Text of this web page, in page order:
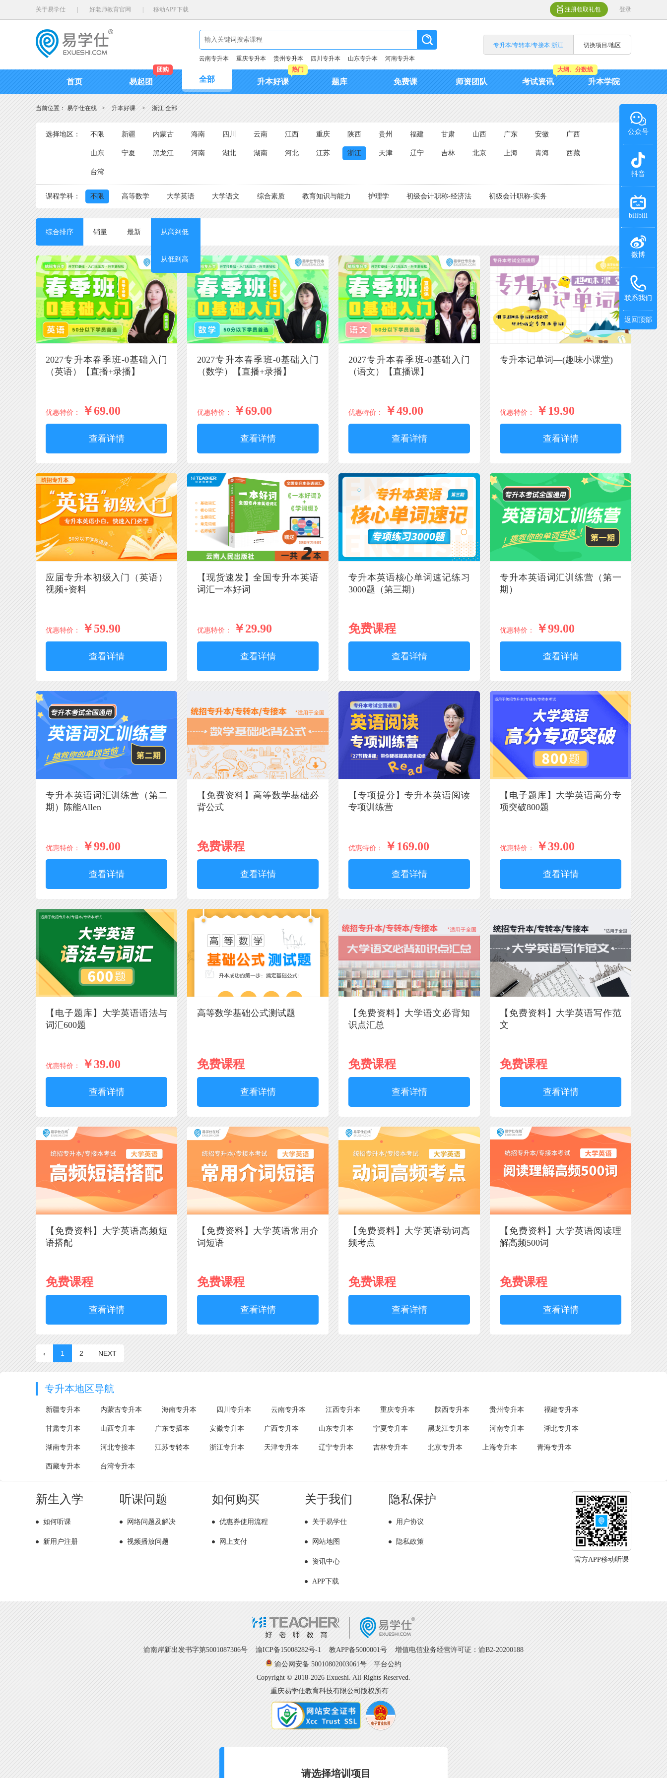
关于易学仕 好老师教育官网 移动APP下载 注册领取礼包 登录
云南专升本 重庆专升本 贵州专升本 四川专升本 山东专升本 河南专升本
专升本/专转本/专接本 浙江 切换项目/地区
首页 易起团
团购
全部 升本好课
热门
题库 免费课 师资团队 考试资讯
大纲、分数线
升本学院
当前位置： 易学仕在线 > 升本好课 > 浙江 全部
选择地区： 不限 新疆 内蒙古 海南 四川 云南 江西 重庆 陕西 贵州 福建 甘肃 山西 广东 安徽 广西
山东 宁夏 黑龙江 河南 湖北 湖南 河北 江苏 浙江 天津 辽宁 吉林 北京 上海 青海 西藏
台湾
课程学科： 不限 高等数学 大学英语 大学语文 综合素质 教育知识与能力 护理学 初级会计职称-经济法 初级会计职称-实务
综合排序 销量 最新 按价格
从高到低
从低到高
2027专升本春季班-0基础入门
（英语）【直播+录播】
优惠特价： ￥69.00
查看详情
2027专升本春季班-0基础入门
（数学）【直播+录播】
优惠特价： ￥69.00
查看详情
2027专升本春季班-0基础入门
（语文）【直播课】
优惠特价： ￥49.00
查看详情
专升本记单词—(趣味小课堂)
优惠特价： ￥19.90
查看详情
应届专升本初级入门（英语）
视频+资料
优惠特价： ￥59.90
查看详情
【现货速发】全国专升本英语
词汇一本好词
优惠特价： ￥29.90
查看详情
专升本英语核心单词速记练习
3000题（第三期）
免费课程
查看详情
专升本英语词汇训练营（第一
期）
优惠特价： ￥99.00
查看详情
专升本英语词汇训练营（第二
期）陈能Allen
优惠特价： ￥99.00
查看详情
【免费资料】高等数学基础必
背公式
免费课程
查看详情
【专项提分】专升本英语阅读
专项训练营
优惠特价： ￥169.00
查看详情
【电子题库】大学英语高分专
项突破800题
优惠特价： ￥39.00
查看详情
【电子题库】大学英语语法与
词汇600题
优惠特价： ￥39.00
查看详情
高等数学基础公式测试题
免费课程
查看详情
【免费资料】大学语文必背知
识点汇总
免费课程
查看详情
【免费资料】大学英语写作范
文
免费课程
查看详情
【免费资料】大学英语高频短
语搭配
免费课程
查看详情
【免费资料】大学英语常用介
词短语
免费课程
查看详情
【免费资料】大学英语动词高
频考点
免费课程
查看详情
【免费资料】大学英语阅读理
解高频500词
免费课程
查看详情
‹ 1 2 NEXT
专升本地区导航
新疆专升本 内蒙古专升本 海南专升本 四川专升本 云南专升本 江西专升本 重庆专升本 陕西专升本 贵州专升本 福建专升本
甘肃专升本 山西专升本 广东专插本 安徽专升本 广西专升本 山东专升本 宁夏专升本 黑龙江专升本 河南专升本 湖北专升本
湖南专升本 河北专接本 江苏专转本 浙江专升本 天津专升本 辽宁专升本 吉林专升本 北京专升本 上海专升本 青海专升本
西藏专升本 台湾专升本
新生入学
如何听课
新用户注册
听课问题
网络问题及解决
视频播放问题
如何购买
优惠券使用流程
网上支付
关于我们
关于易学仕
网站地图
资讯中心
APP下载
隐私保护
用户协议
隐私政策
官方APP移动听课
渝南岸新出发书字第5001087306号 渝ICP备15008282号-1 教APP备5000001号 增值电信业务经营许可证：渝B2-20200188
渝公网安备 50010802003061号
平台公约
Copyright © 2018-2026 Exueshi. All Rights Reserved.
重庆易学仕教育科技有限公司版权所有
公众号
抖音
bilibili
微博
联系我们
返回顶部
请选择培训项目